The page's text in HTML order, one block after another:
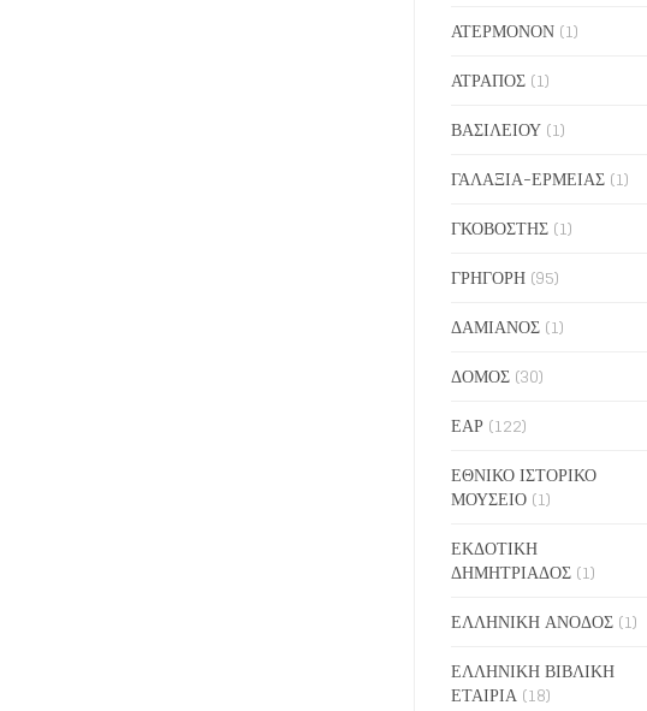
ΑΤΕΡΜΟΝΟΝ (1)
ΑΤΡΑΠΟΣ (1)
ΒΑΣΙΛΕΙΟΥ (1)
ΓΑΛΑΞΙΑ-ΕΡΜΕΙΑΣ (1)
ΓΚΟΒΟΣΤΗΣ (1)
ΓΡΗΓΟΡΗ (95)
ΔΑΜΙΑΝΟΣ (1)
ΔΟΜΟΣ (30)
ΕΑΡ (122)
ΕΘΝΙΚΟ ΙΣΤΟΡΙΚΟ
ΜΟΥΣΕΙΟ (1)
ΕΚΔΟΤΙΚΗ
ΔΗΜΗΤΡΙΑΔΟΣ (1)
ΕΛΛΗΝΙΚΗ ΑΝΟΔΟΣ (1)
ΕΛΛΗΝΙΚΗ ΒΙΒΛΙΚΗ
ΕΤΑΙΡΙΑ (18)